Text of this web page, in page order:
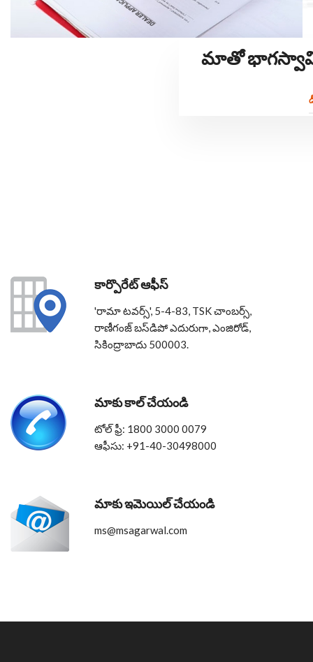
మాతో
కార్పొరేట్ ఆఫీస్‌
'రామా టవర్స్‌', 5-4-83, TSK చాంబర్స్‌,
రాణీగంజ్‌ బస్‌డిపో ఎదురుగా, ఎంజిరోడ్‌,
సికింద్రాబాదు 500003.
మాకు కాల్ చేయండి
టోల్ ఫ్రీ: 1800 3000 0079
ఆఫీసు: +91-40-30498000
మాకు ఇమెయిల్ చేయండి
ms@msagarwal.com